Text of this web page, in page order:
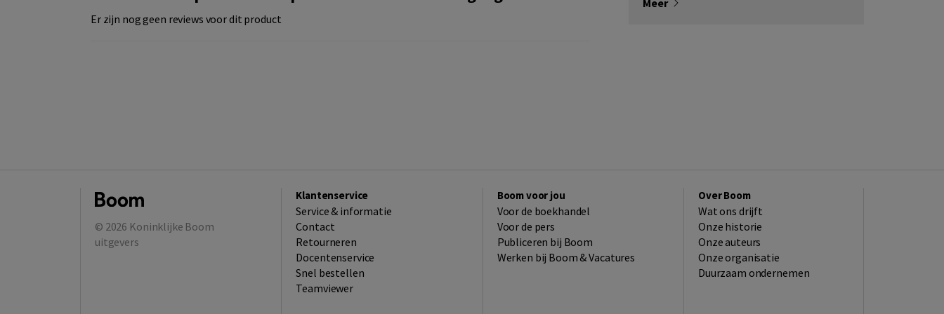
Er zijn nog geen reviews voor dit product
Meer
© 2026 Koninklijke Boom
uitgevers
Klantenservice
Service & informatie
Contact
Retourneren
Docentenservice
Snel bestellen
Teamviewer
Boom voor jou
Voor de boekhandel
Voor de pers
Publiceren bij Boom
Werken bij Boom & Vacatures
Over Boom
Wat ons drijft
Onze historie
Onze auteurs
Onze organisatie
Duurzaam ondernemen